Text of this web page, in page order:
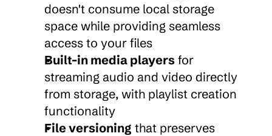
doesn't consume local storage
space while providing seamless
access to your files
Built-in media players for
streaming audio and video directly
from storage, with playlist creation
functionality
File versioning that preserves